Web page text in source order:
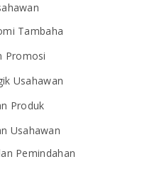
Tambaha
Promosi
Usahawan
Produk
Usahawan
Pemindahan